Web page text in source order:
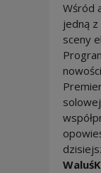
Wśród
jedną z
sceny